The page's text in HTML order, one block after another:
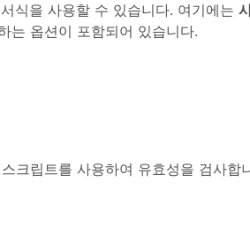
식을 사용할 수 있습니다. 여기에는
는 옵션이 포함되어 있습니다.
크립트를 사용하여 유효성을 검사합